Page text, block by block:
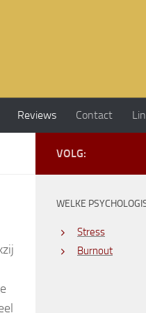
Reviews Contact
VOLG:
WELKE
Stress
Burnout